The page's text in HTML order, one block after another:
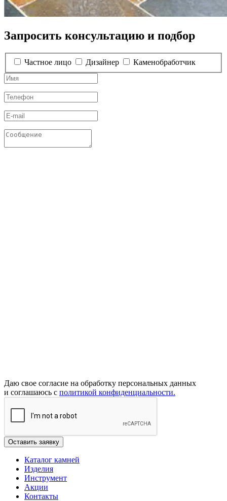
Запросить консультацию и подбор
Частное лицо Дизайнер Каменобработчик
Даю свое согласие на обработку персональных данных
и соглашаюсь с политикой конфиденциальности.
Каталог камней
Изделия
Инструмент
Акции
Контакты